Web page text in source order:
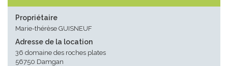
Propriétaire
Marie-thérèse GUISNEUF
Adresse de la location
36 domaine des roches plates
56750 Damgan